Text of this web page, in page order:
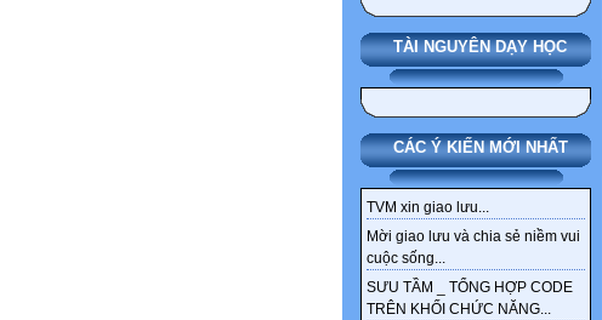
TÀI NGUYÊN DẠY HỌC
CÁC Ý KIẾN MỚI NHẤT
TVM xin giao lưu...
Mời giao lưu và chia sẻ niềm vui
cuộc sống...
SƯU TẦM _ TỔNG HỢP CODE
TRÊN KHỐI CHỨC NĂNG...